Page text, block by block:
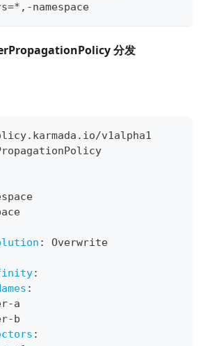
, -namespace
分发
v1alpha1
:
Overwrite
:
:
-a
-b
: